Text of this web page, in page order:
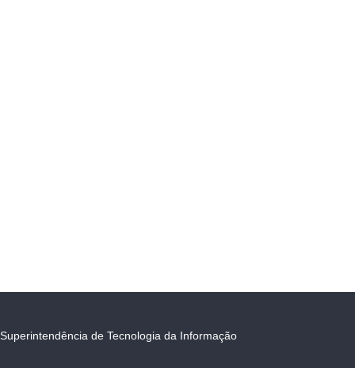
Superintendência de Tecnologia da Informação